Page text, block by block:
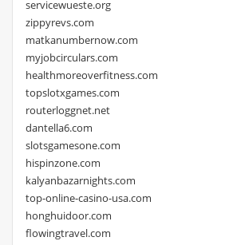
servicewueste.org
zippyrevs.com
matkanumbernow.com
myjobcirculars.com
healthmoreoverfitness.com
topslotxgames.com
routerloggnet.net
dantella6.com
slotsgamesone.com
hispinzone.com
kalyanbazarnights.com
top-online-casino-usa.com
honghuidoor.com
flowingtravel.com